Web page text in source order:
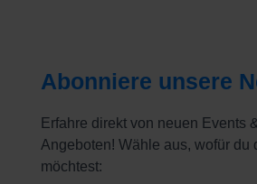
Abonniere unsere
Erfahre direkt von neuen Events
Angeboten! Wähle aus, wofür du
möchtest: